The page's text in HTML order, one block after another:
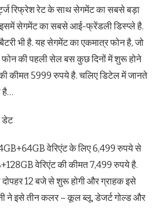
रिफ्रेश रेट के साथ सेगमेंट का सबसे बड़ा
इसमें सेगमेंट का सबसे आई-फ्रेंडली डिस्प्ले है.
भी है. यह सेगमेंट का एकमात्र फोन है, जो
की पहली सेल बस कुछ दिनों में शुरू होने
कीमत 5999 रुपये है. चलिए डिटेल में जानते
है…
डेट
वेरिएंट के लिए 6,499 रुपये से
वेरिएंट की कीमत 7,499 रुपये है.
12 बजे से शुरू होगी और ग्राहक इसे
ने इसे तीन कलर – कूल ब्लू, डेजर्ट गोल्ड और